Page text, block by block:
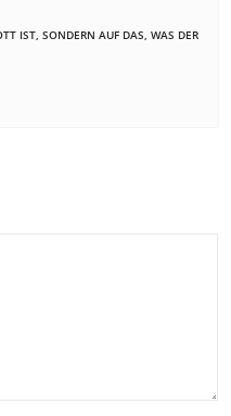
IST, SONDERN AUF DAS, WAS DER